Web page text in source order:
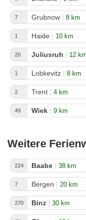
7 Grubnow | 8 km
1 Haide | 10 km
20 Juliusruh | 12 km
1 Lobkevitz | 8 km
2 Trent | 4 km
49 Wiek | 9 km
Weitere
224 Baabe | 38 km
7 Bergen | 20 km
270 Binz | 30 km